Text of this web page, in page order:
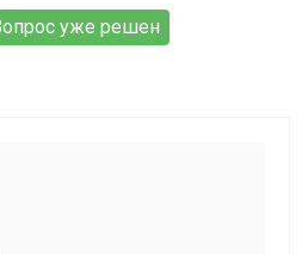
уже решен